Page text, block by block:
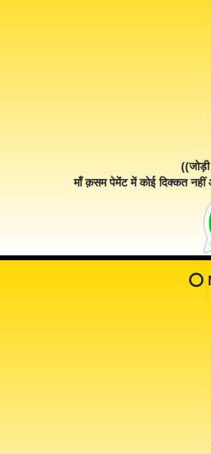
माँ क़सम पेमेंट में कोई दिक्कत नहीं
⭕️